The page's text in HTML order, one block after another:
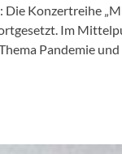
Die Konzertreihe
Im
Pandemie